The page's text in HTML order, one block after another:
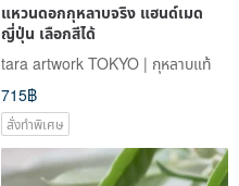
แหวนดอกกุหลาบจริง แฮนด์เมด
ญี่ปุ่น เลือกสีได้
tara artwork TOKYO | กุหลาบแท้
715฿
สั่งทำพิเศษ